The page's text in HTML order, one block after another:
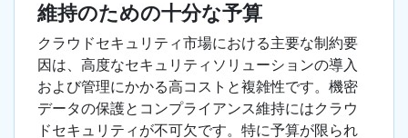
維持のための十分な予算
クラウドセキュリティ市場における主要な制約要
因は、高度なセキュリティソリューションの導入
および管理にかかる高コストと複雑性です。機密
データの保護とコンプライアンス維持にはクラウ
ドセキュリティが不可欠です。特に予算が限られ